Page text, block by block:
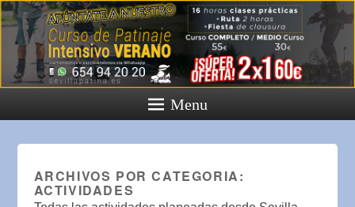
Menu
ARCHIVOS POR CATEGORIA:
ACTIVIDADES